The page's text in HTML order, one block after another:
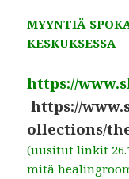
MYYNTIÄ
KESKUKSESSA
https://
https://
ollections/
(uusitut linkit
mitä